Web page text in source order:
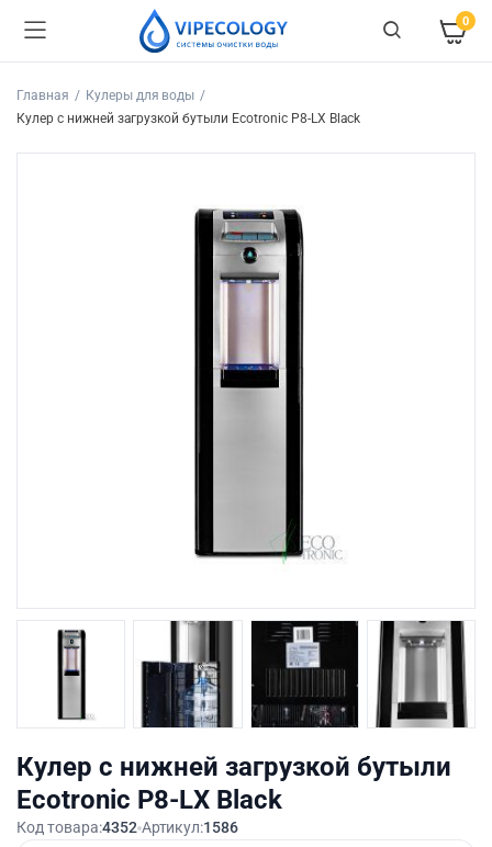
0
Главная
Кулеры для воды
Кулер с нижней загрузкой бутыли Ecotronic P8-LX Black
Кулер с нижней загрузкой бутыли
Ecotronic P8-LX Black
Код товара:4352 Артикул:1586